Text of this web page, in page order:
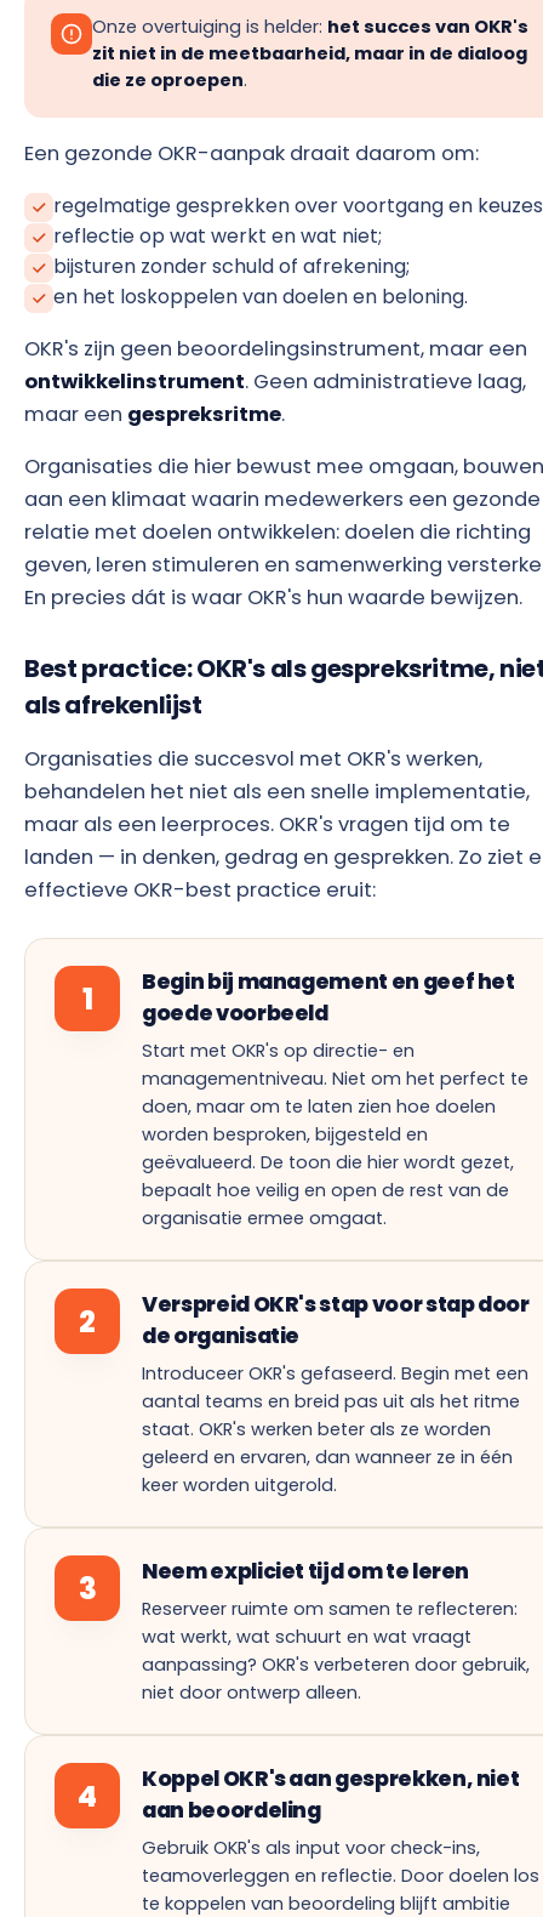
Onze overtuiging is helder: het succes van OKR's
zit niet in de meetbaarheid, maar in de dialoog
die ze oproepen.
Een gezonde OKR-aanpak draait daarom om:
regelmatige gesprekken over voortgang en
reflectie op wat werkt en wat niet;
bijsturen zonder schuld of afrekening;
en het loskoppelen van doelen en beloning.
OKR's zijn geen beoordelingsinstrument, maar een
ontwikkelinstrument. Geen administratieve laag,
maar een gespreksritme.
Organisaties die hier bewust mee omgaan, bouwen
aan een klimaat waarin medewerkers een gezonde
relatie met doelen ontwikkelen: doelen die richting
geven, leren stimuleren en samenwerking
En precies dát is waar OKR's hun waarde bewijzen.
Best practice: OKR's als gespreksritme,
als afrekenlijst
Organisaties die succesvol met OKR's werken,
behandelen het niet als een snelle implementatie,
maar als een leerproces. OKR's vragen tijd om te
landen — in denken, gedrag en gesprekken. Zo ziet
effectieve OKR-best practice eruit:
1
Begin bij management en geef het
goede voorbeeld
Start met OKR's op directie- en
managementniveau. Niet om het perfect te
doen, maar om te laten zien hoe doelen
worden besproken, bijgesteld en
geëvalueerd. De toon die hier wordt gezet,
bepaalt hoe veilig en open de rest van de
organisatie ermee omgaat.
2
Verspreid OKR's stap voor stap door
de organisatie
Introduceer OKR's gefaseerd. Begin met een
aantal teams en breid pas uit als het ritme
staat. OKR's werken beter als ze worden
geleerd en ervaren, dan wanneer ze in één
keer worden uitgerold.
3 Neem expliciet tijd om te leren
Reserveer ruimte om samen te reflecteren:
wat werkt, wat schuurt en wat vraagt
aanpassing? OKR's verbeteren door gebruik,
niet door ontwerp alleen.
4
Koppel OKR's aan gesprekken, niet
aan beoordeling
Gebruik OKR's als input voor check-ins,
teamoverleggen en reflectie. Door doelen los
te koppelen van beoordeling blijft ambitie